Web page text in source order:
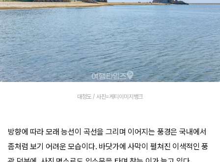
대청도 / 사진=게티이미지뱅크
방향에 따라 모래 능선이 곡선을 그리며 이어지는 풍경은 국내에서
좀처럼 보기 어려운 모습이다. 바닷가에 사막이 펼쳐진 이색적인 풍